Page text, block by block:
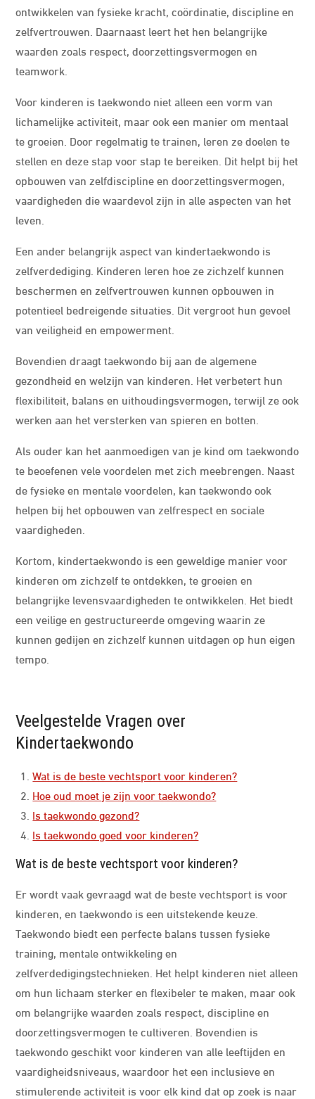
ontwikkelen van fysieke kracht, coördinatie, discipline en
zelfvertrouwen. Daarnaast leert het hen belangrijke
waarden zoals respect, doorzettingsvermogen en
teamwork.
Voor kinderen is taekwondo niet alleen een vorm van
lichamelijke activiteit, maar ook een manier om mentaal
te groeien. Door regelmatig te trainen, leren ze doelen te
stellen en deze stap voor stap te bereiken. Dit helpt bij het
opbouwen van zelfdiscipline en doorzettingsvermogen,
vaardigheden die waardevol zijn in alle aspecten van het
leven.
Een ander belangrijk aspect van kindertaekwondo is
zelfverdediging. Kinderen leren hoe ze zichzelf kunnen
beschermen en zelfvertrouwen kunnen opbouwen in
potentieel bedreigende situaties. Dit vergroot hun gevoel
van veiligheid en empowerment.
Bovendien draagt taekwondo bij aan de algemene
gezondheid en welzijn van kinderen. Het verbetert hun
flexibiliteit, balans en uithoudingsvermogen, terwijl ze ook
werken aan het versterken van spieren en botten.
Als ouder kan het aanmoedigen van je kind om taekwondo
te beoefenen vele voordelen met zich meebrengen. Naast
de fysieke en mentale voordelen, kan taekwondo ook
helpen bij het opbouwen van zelfrespect en sociale
vaardigheden.
Kortom, kindertaekwondo is een geweldige manier voor
kinderen om zichzelf te ontdekken, te groeien en
belangrijke levensvaardigheden te ontwikkelen. Het biedt
een veilige en gestructureerde omgeving waarin ze
kunnen gedijen en zichzelf kunnen uitdagen op hun eigen
tempo.
Veelgestelde Vragen over
Kindertaekwondo
Wat is de beste vechtsport voor kinderen?
Hoe oud moet je zijn voor taekwondo?
Is taekwondo gezond?
Is taekwondo goed voor kinderen?
Wat is de beste vechtsport voor kinderen?
Er wordt vaak gevraagd wat de beste vechtsport is voor
kinderen, en taekwondo is een uitstekende keuze.
Taekwondo biedt een perfecte balans tussen fysieke
training, mentale ontwikkeling en
zelfverdedigingstechnieken. Het helpt kinderen niet alleen
om hun lichaam sterker en flexibeler te maken, maar ook
om belangrijke waarden zoals respect, discipline en
doorzettingsvermogen te cultiveren. Bovendien is
taekwondo geschikt voor kinderen van alle leeftijden en
vaardigheidsniveaus, waardoor het een inclusieve en
stimulerende activiteit is voor elk kind dat op zoek is naar